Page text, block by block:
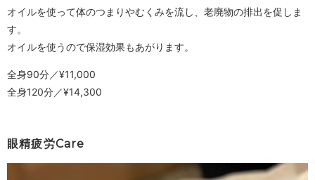
オイルを使って体のつまりやむくみを流し、老廃物の排出を促しま
す。
オイルを使うので保湿効果もあがります。
全身90分／¥11,000
全身120分／¥14,300
眼精疲労Care